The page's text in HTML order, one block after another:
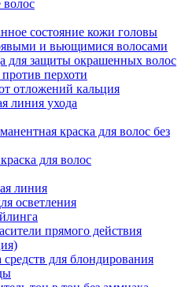
волос
состояние кожи головы
и вьющимися волосами
для защиты окрашенных волос
перхоти
отложений кальция
линия ухода
краска для волос без
для волос
линия
осветления
прямого действия
для блондирования